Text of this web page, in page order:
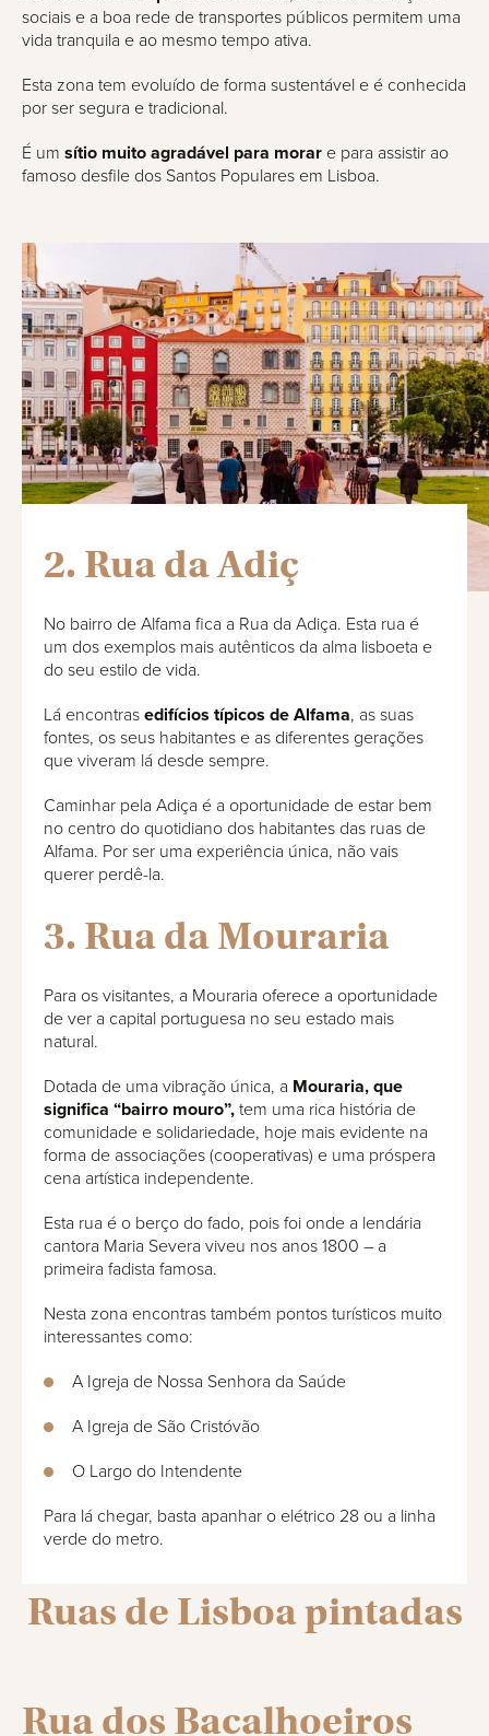
sociais e a boa rede de transportes públicos permitem uma
vida tranquila e ao mesmo tempo ativa.
Esta zona tem evoluído de forma sustentável e é conhecida
por ser segura e tradicional.
É um sítio muito agradável para morar e para assistir ao
famoso desfile dos Santos Populares em Lisboa.
2. Rua da Adiç
No bairro de Alfama fica a Rua da Adiça. Esta rua é
um dos exemplos mais autênticos da alma lisboeta e
do seu estilo de vida.
Lá encontras edifícios típicos de Alfama, as suas
fontes, os seus habitantes e as diferentes gerações
que viveram lá desde sempre.
Caminhar pela Adiça é a oportunidade de estar bem
no centro do quotidiano dos habitantes das ruas de
Alfama. Por ser uma experiência única, não vais
querer perdê-la.
3. Rua da Mouraria
Para os visitantes, a Mouraria oferece a oportunidade
de ver a capital portuguesa no seu estado mais
natural.
Dotada de uma vibração única, a Mouraria, que
significa “bairro mouro”, tem uma rica história de
comunidade e solidariedade, hoje mais evidente na
forma de associações (cooperativas) e uma próspera
cena artística independente.
Esta rua é o berço do fado, pois foi onde a lendária
cantora Maria Severa viveu nos anos 1800 – a
primeira fadista famosa.
Nesta zona encontras também pontos turísticos muito
interessantes como:
A Igreja de Nossa Senhora da Saúde
A Igreja de São Cristóvão
O Largo do Intendente
Para lá chegar, basta apanhar o elétrico 28 ou a linha
verde do metro.
Ruas de Lisboa pintadas
Rua dos Bacalhoeiros